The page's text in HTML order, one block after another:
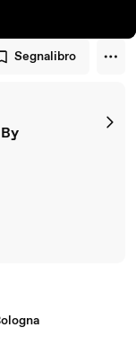
Segnalibro